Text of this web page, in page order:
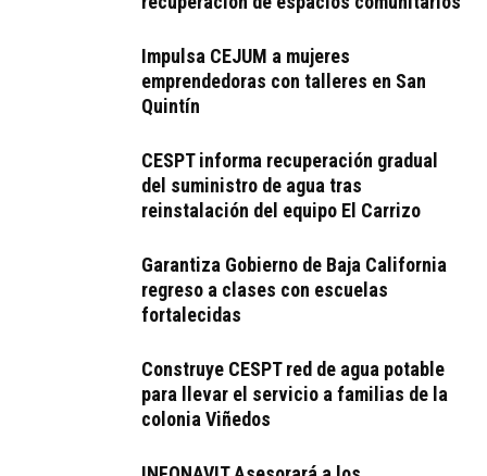
Impulsa CEJUM a mujeres
emprendedoras con talleres en San
Quintín
CESPT informa recuperación gradual
del suministro de agua tras
reinstalación del equipo El Carrizo
Garantiza Gobierno de Baja California
regreso a clases con escuelas
fortalecidas
Construye CESPT red de agua potable
para llevar el servicio a familias de la
colonia Viñedos